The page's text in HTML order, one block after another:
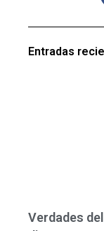
Entradas
Verdades